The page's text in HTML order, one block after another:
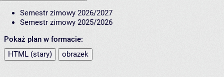
Semestr zimowy 2026/2027
Semestr zimowy 2025/2026
Pokaż plan w formacie:
HTML (stary)
obrazek